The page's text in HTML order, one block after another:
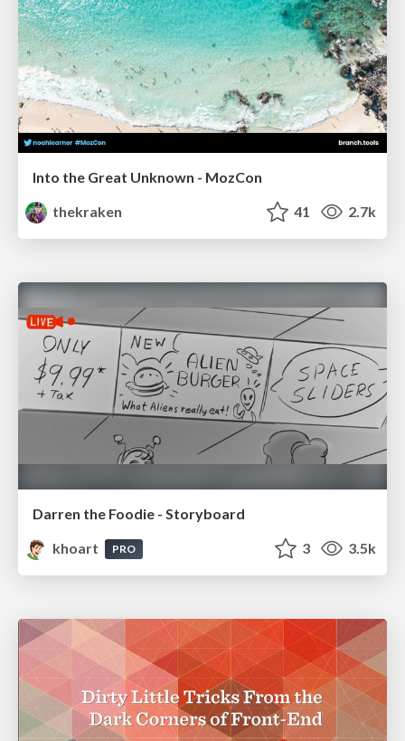
Into the Great Unknown - MozCon
thekraken
41 2.7k
Darren the Foodie - Storyboard
khoart
PRO 3 3.5k